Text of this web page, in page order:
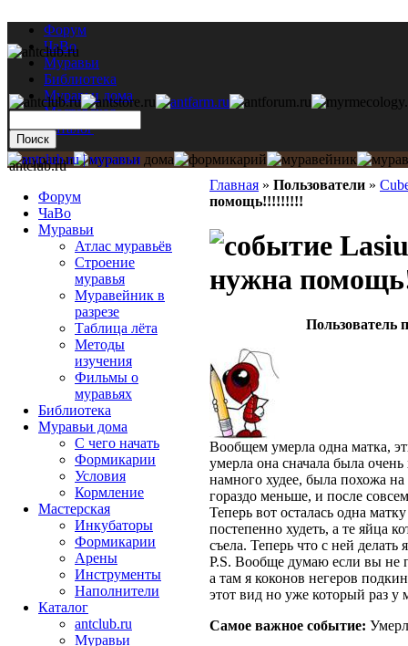
Форум
ЧаВо
Муравьи
Библиотека
Муравьи дома
Мастерская
Каталог
Главная » Пользователи »
помощь!!!!!!!!!
нужна
Пользователь
Вообщем умерла одна матка,
умерла она сначала была
намного худее, была похожа
гораздо меньше, и после
Теперь вот осталась одна
постепенно худеть, а те яйца
съела. Теперь что с ней
P.S. Вообще думаю если вы не
а там я коконов негеров
этот вид но уже который раз у
Самое важное событие:
antclub.ru
Форум
ЧаВо
Муравьи
Атлас муравьёв
Строение
муравья
Муравейник в
разрезе
Таблица лёта
Методы
изучения
Фильмы о
муравьях
Библиотека
Муравьи дома
С чего начать
Формикарии
Условия
Кормление
Мастерская
Инкубаторы
Формикарии
Арены
Инструменты
Наполнители
Каталог
antclub.ru
Муравьи